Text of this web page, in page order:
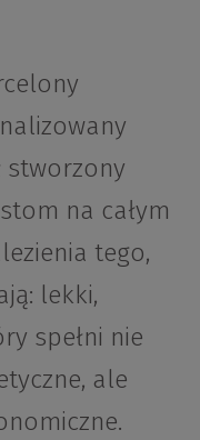
stworzony
na całym
tego,
lekki,
spełni nie
ale